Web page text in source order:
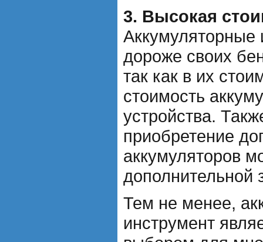
3. Высокая
Аккумуляторные
дороже своих
так как в их
стоимость
устройства.
приобретение
аккумуляторов
дополнительной
Тем не менее,
инструмент